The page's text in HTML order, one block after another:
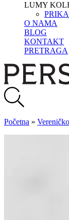
LUMY
O NAMA
BLOG
KONTAKT
PRETRAGA
Početna »